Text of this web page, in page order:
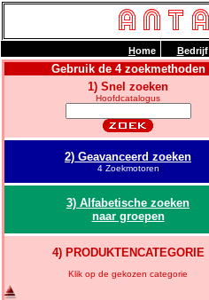
Gebruik de 4 zoekmethoden
1) Snel zoeken
Hoofdcatalogus
2) Geavanceerd zoeken
4 Zoekmotoren
3) Alfabetische zoeken
naar groepen
4) PRODUKTENCATEGORIE
Klik op de gekozen categorie
Home Bedrijf